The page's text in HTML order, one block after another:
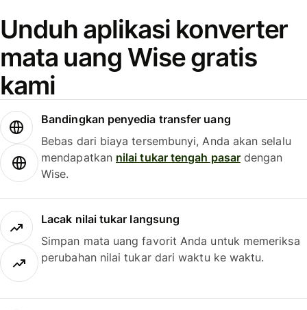
Unduh aplikasi konverter
mata uang Wise gratis
kami
Bandingkan penyedia transfer uang
Bebas dari biaya tersembunyi, Anda akan selalu
mendapatkan nilai tukar tengah pasardengan
Wise.
Lacak nilai tukar langsung
Simpan mata uang favorit Anda untuk memeriksa
perubahan nilai tukar dari waktu ke waktu.